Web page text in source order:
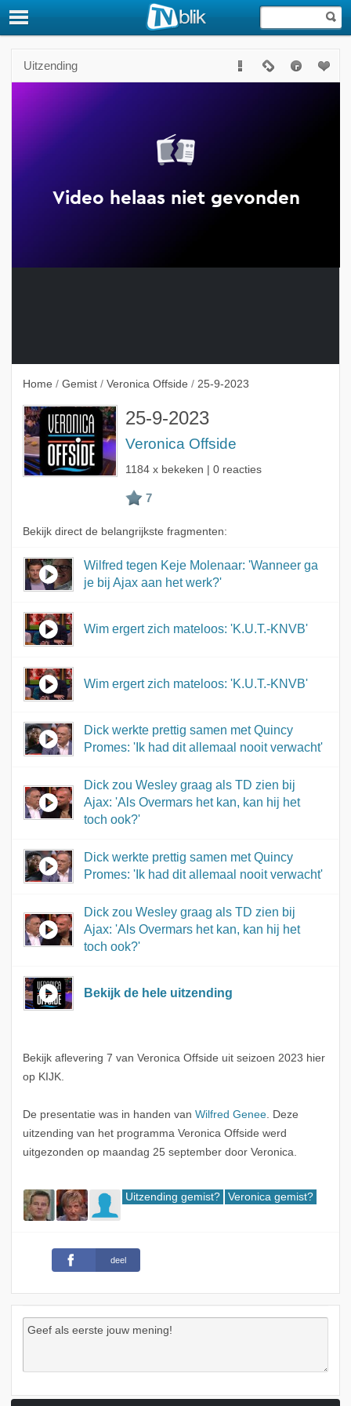
Uitzending
Home / Gemist / Veronica Offside / 25-9-2023
25-9-2023
Veronica Offside
1184 x bekeken | 0 reacties
Bekijk direct de belangrijkste fragmenten:
Wilfred tegen Keje Molenaar: 'Wanneer ga
je bij Ajax aan het werk?'
Wim ergert zich mateloos: 'K.U.T.-KNVB'
Wim ergert zich mateloos: 'K.U.T.-KNVB'
Dick werkte prettig samen met Quincy
Promes: 'Ik had dit allemaal nooit verwacht'
Dick zou Wesley graag als TD zien bij
Ajax: 'Als Overmars het kan, kan hij het
toch ook?'
Dick werkte prettig samen met Quincy
Promes: 'Ik had dit allemaal nooit verwacht'
Dick zou Wesley graag als TD zien bij
Ajax: 'Als Overmars het kan, kan hij het
toch ook?'
Bekijk de hele uitzending
Bekijk aflevering 7 van Veronica Offside uit seizoen 2023 hier
op KIJK.
De presentatie was in handen van Wilfred Genee. Deze
uitzending van het programma Veronica Offside werd
uitgezonden op maandag 25 september door Veronica.
Uitzending gemist? Veronica gemist?
deel